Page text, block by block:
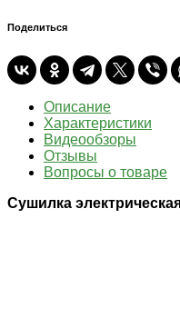
Поделиться
Описание
Характеристики
Видеообзоры
Отзывы
Вопросы о товаре
Сушилка